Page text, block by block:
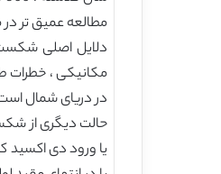
مطالعه عمیق تر
دلایل اصلی شکست
در دریای شمال